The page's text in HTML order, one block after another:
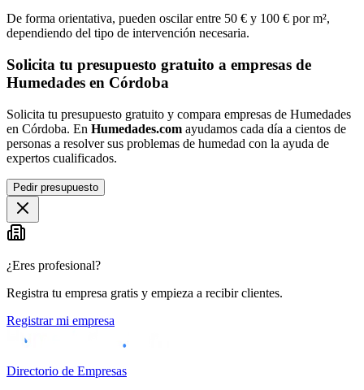
De forma orientativa, pueden oscilar entre 50 € y 100 € por m²,
dependiendo del tipo de intervención necesaria.
Solicita tu presupuesto gratuito a empresas de
Humedades en Córdoba
Solicita tu presupuesto gratuito y compara empresas de Humedades
en Córdoba. En Humedades.com ayudamos cada día a cientos de
personas a resolver sus problemas de humedad con la ayuda de
expertos cualificados.
Pedir presupuesto
¿Eres profesional?
Registra tu empresa gratis y empieza a recibir clientes.
Registrar mi empresa
Directorio de Empresas